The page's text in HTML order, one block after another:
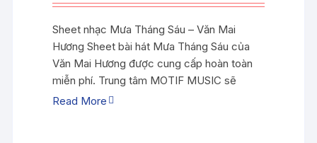
Sheet nhạc Mưa Tháng Sáu – Văn Mai
Hương Sheet bài hát Mưa Tháng Sáu của
Văn Mai Hương được cung cấp hoàn toàn
miễn phí. Trung tâm MOTIF MUSIC sẽ
Read More